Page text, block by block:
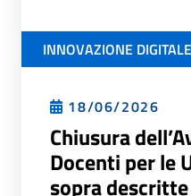
INNOVAZIONE DIGITALE
18/06/2026
Chiusura
Docenti per le
sopra